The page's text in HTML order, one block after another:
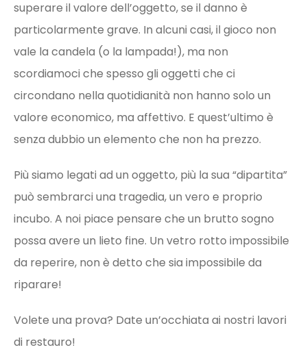
superare il valore dell’oggetto, se il danno è
particolarmente grave. In alcuni casi, il gioco non
vale la candela (o la lampada!), ma non
scordiamoci che spesso gli oggetti che ci
circondano nella quotidianità non hanno solo un
valore economico, ma affettivo. E quest’ultimo è
senza dubbio un elemento che non ha prezzo.
Più siamo legati ad un oggetto, più la sua “dipartita”
può sembrarci una tragedia, un vero e proprio
incubo. A noi piace pensare che un brutto sogno
possa avere un lieto fine. Un vetro rotto impossibile
da reperire, non è detto che sia impossibile da
riparare!
Volete una prova? Date un’occhiata ai nostri lavori
di restauro!